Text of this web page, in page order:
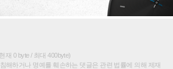
재 0 byte / 최대 400byte)
해하거나 명예를 훼손하는 댓글은 관련 법률에 의해 제재